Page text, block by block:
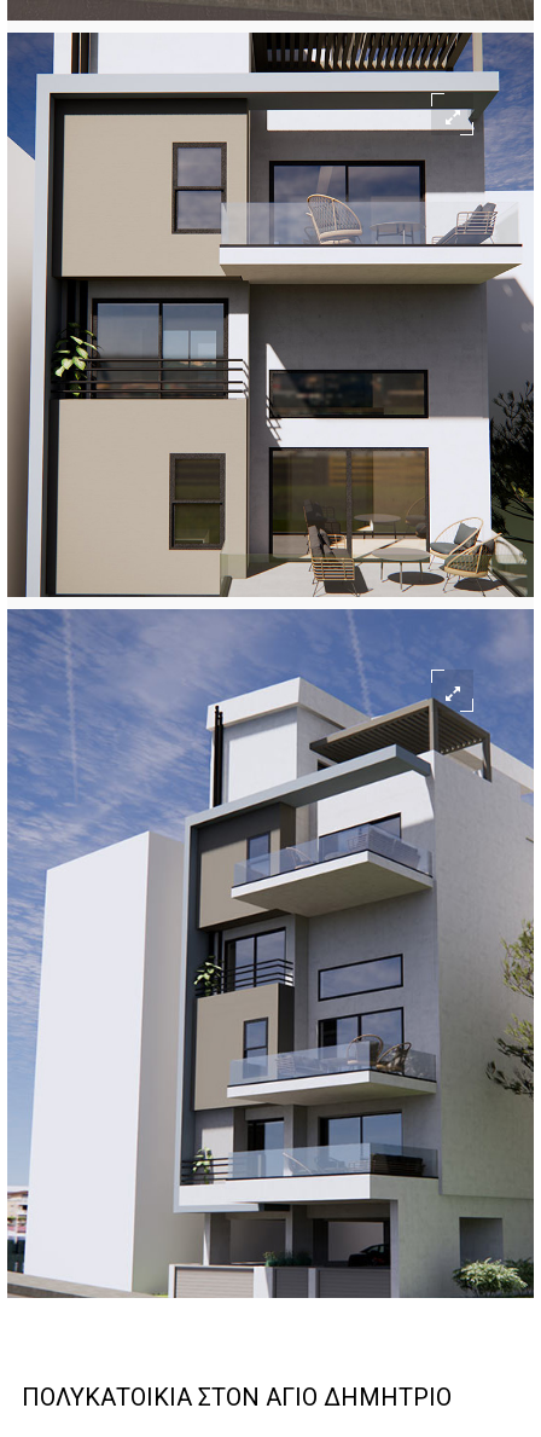
ΠΟΛΥΚΑΤΟΙΚΙΑ ΣΤΟΝ ΑΓΙΟ ΔΗΜΗΤΡΙΟ